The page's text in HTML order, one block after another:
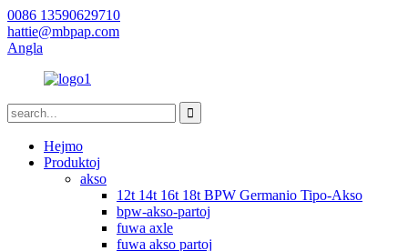
0086 13590629710
hattie@mbpap.com
Angla
Hejmo
Produktoj
akso
12t 14t 16t 18t BPW Germanio Tipo-Akso
bpw-akso-partoj
fuwa axle
fuwa akso partoj